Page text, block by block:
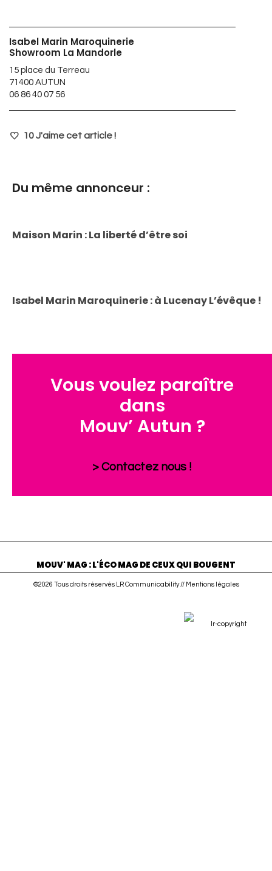
Isabel Marin Maroquinerie
Showroom La Mandorle
15 place du Terreau
71400 AUTUN
06 86 40 07 56
10J'aime cet article !
Du même annonceur :
Maison Marin : La liberté d’être soi
Isabel Marin Maroquinerie : à Lucenay L’évêque !
Vous voulez paraître
dans
Mouv’ Autun ?
> Contactez nous !
MOUV' MAG : L'ÉCO MAG DE CEUX QUI BOUGENT
©2026 Tous droits réservés LR Communicability // Mentions légales